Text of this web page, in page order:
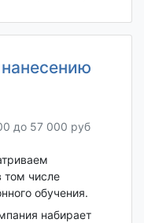
до 57 000 руб
том числе
обучения.
набирает